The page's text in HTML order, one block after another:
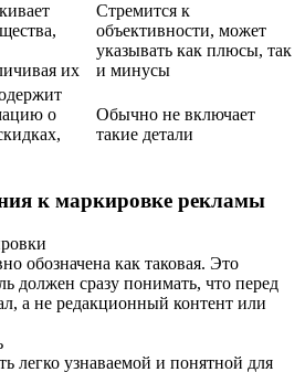
их
Стремится к
объективности, может
указывать как плюсы, так
и минусы
о
Обычно не включает
такие детали
к маркировке рекламы
обозначена как таковая. Это
должен сразу понимать, что перед
а не редакционный контент или
легко узнаваемой и понятной для